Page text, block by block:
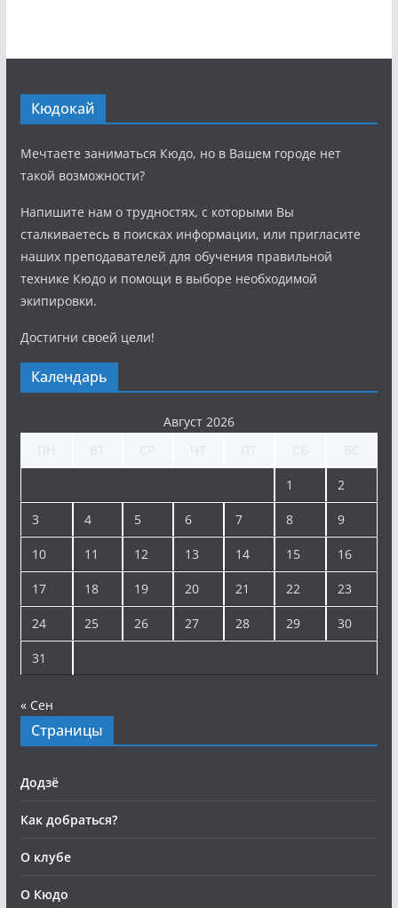
Кюдокай
Мечтаете заниматься Кюдо, но в Вашем городе нет
такой возможности?
Напишите нам о трудностях, с которыми Вы
сталкиваетесь в поисках информации, или пригласите
наших преподавателей для обучения правильной
технике Кюдо и помощи в выборе необходимой
экипировки.
Достигни своей цели!
Календарь
Август 2026
1 2
3 4 5 6 7 8 9
10 11 12 13 14 15 16
17 18 19 20 21 22 23
24 25 26 27 28 29 30
31
« Сен
Страницы
Додзё
Как добраться?
О клубе
О Кюдо